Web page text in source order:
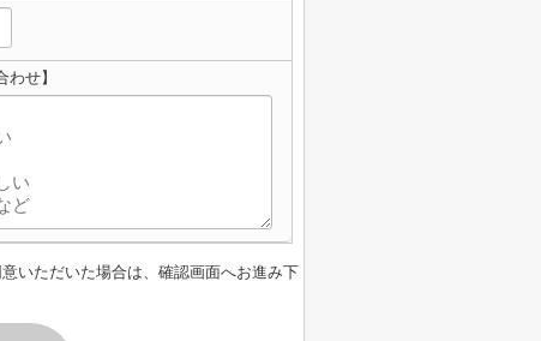
せ】
いただいた場合は、確認画面へお進み下